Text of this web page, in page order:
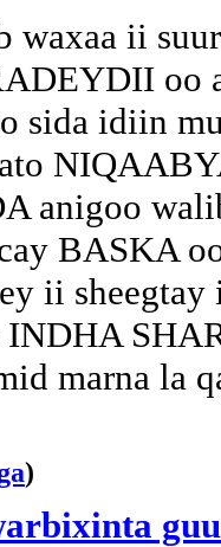
waxaa ii
oo
sida idiin
anigoo
BASKA
ii
INDHA
marna la
)